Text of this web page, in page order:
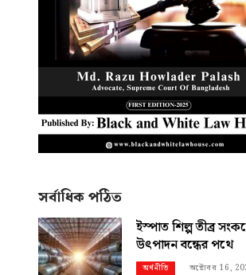
সর্বাধিক পঠিত
ইস্পাত শিল্প তীব্র
উৎপাদন বন্ধের পথে
অর্থনীতি অক্টোবর 16,